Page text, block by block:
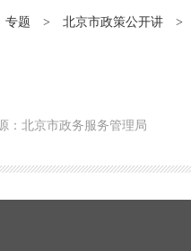
专题 > 北京市政策公开讲 >
：北京市政务服务管理局